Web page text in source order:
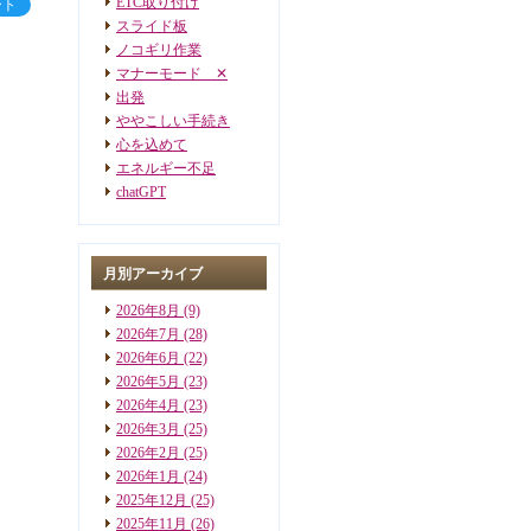
スライド板
ノコギリ作業
マナーモード ✕
出発
ややこしい手続き
心を込めて
エネルギー不足
chatGPT
月別アーカイブ
2026年8月 (9)
2026年7月 (28)
2026年6月 (22)
2026年5月 (23)
2026年4月 (23)
2026年3月 (25)
2026年2月 (25)
2026年1月 (24)
2025年12月 (25)
2025年11月 (26)